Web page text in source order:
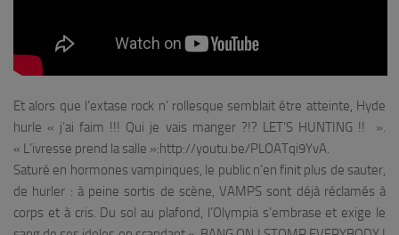
Et alors que l’extase rock n’ rollesque semblait être atteinte, Hyde
hurle « j’ai faim !!! Qui je vais manger ?!? LET’S HUNTING !!
».
« L’ivresse prend la salle »:http://youtu.be/PLOATqi9YvA.
Saturé en hormones vampiriques, le public n’en finit plus de sauter,
de hurler : à peine sortis de scène, VAMPS sont déjà réclamés à
corps et à cris. Du sol au plafond, l’Olympia s’embrase et exige le